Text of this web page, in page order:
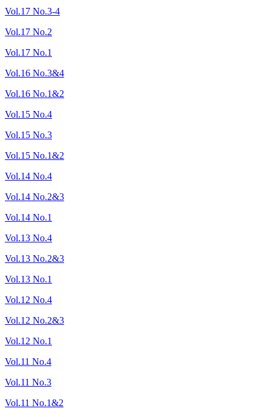
Vol.17 No.3-4
Vol.17 No.2
Vol.17 No.1
Vol.16 No.3&4
Vol.16 No.1&2
Vol.15 No.4
Vol.15 No.3
Vol.15 No.1&2
Vol.14 No.4
Vol.14 No.2&3
Vol.14 No.1
Vol.13 No.4
Vol.13 No.2&3
Vol.13 No.1
Vol.12 No.4
Vol.12 No.2&3
Vol.12 No.1
Vol.11 No.4
Vol.11 No.3
Vol.11 No.1&2